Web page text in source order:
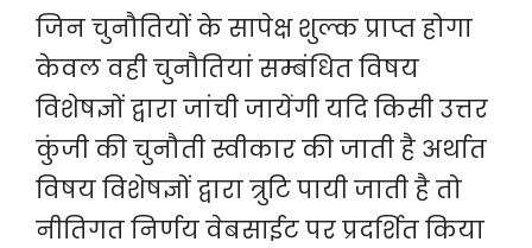
जिन चुनौतियों के सापेक्ष शुल्क प्राप्त होगा
केवल वही चुनौतियां सम्बंधित विषय
विशेषज्ञों द्वारा जांची जायेंगी यदि किसी उत्तर
कुंजी की चुनौती स्वीकार की जाती है अर्थात
विषय विशेषज्ञों द्वारा त्रुटि पायी जाती है तो
नीतिगत निर्णय वेबसाईट पर प्रदर्शित किया